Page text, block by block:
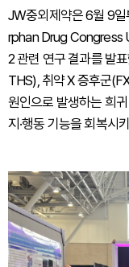
JW중외제약은 6월 9일
rphan Drug Congress
2 관련 연구 결과를 발
THS), 취약 X 증후군
원인으로 발생하는 희
지·행동 기능을 회복시